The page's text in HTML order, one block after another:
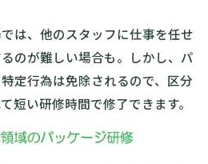
は、他のスタッフに仕事を任せ
のが難しい場合も。しかし、パ
定行為は免除されるので、区分
短い研修時間で修了できます。